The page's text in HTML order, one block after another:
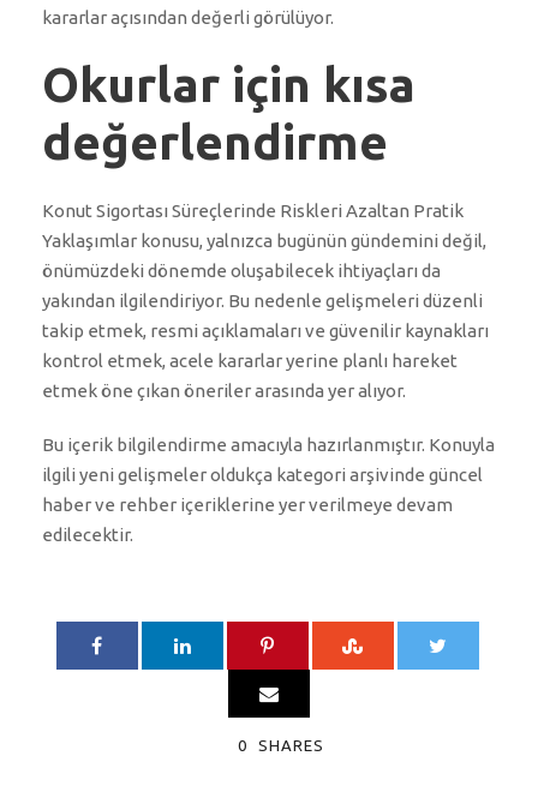
kararlar açısından değerli görülüyor.
Okurlar için kısa
değerlendirme
Konut Sigortası Süreçlerinde Riskleri Azaltan Pratik
Yaklaşımlar konusu, yalnızca bugünün gündemini değil,
önümüzdeki dönemde oluşabilecek ihtiyaçları da
yakından ilgilendiriyor. Bu nedenle gelişmeleri düzenli
takip etmek, resmi açıklamaları ve güvenilir kaynakları
kontrol etmek, acele kararlar yerine planlı hareket
etmek öne çıkan öneriler arasında yer alıyor.
Bu içerik bilgilendirme amacıyla hazırlanmıştır. Konuyla
ilgili yeni gelişmeler oldukça kategori arşivinde güncel
haber ve rehber içeriklerine yer verilmeye devam
edilecektir.
0 SHARES